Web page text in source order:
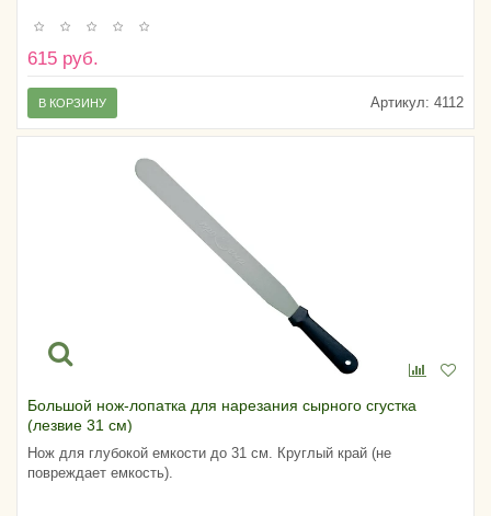
615 руб.
Артикул: 4112
В КОРЗИНУ
Большой нож-лопатка для нарезания сырного сгустка
(лезвие 31 см)
Нож для глубокой емкости до 31 см. Круглый край (не
повреждает емкость).